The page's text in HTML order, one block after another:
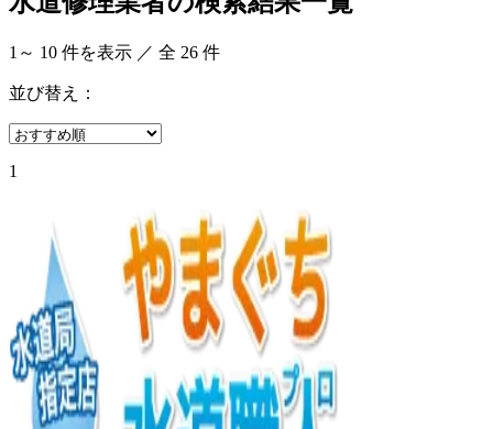
1 ～ 10 件を表示 ／ 全 26 件
並び替え：
1